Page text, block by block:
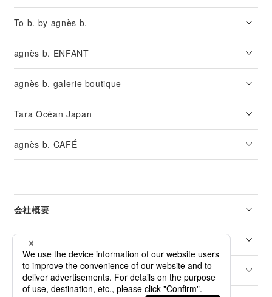
To b. by agnès b.
agnès b. ENFANT
agnès b. galerie boutique
Tara Océan Japan
agnès b. CAFÉ
会社概要
リーガル
カスタマーサービス